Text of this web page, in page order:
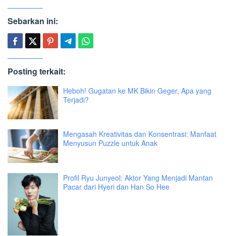
Sebarkan ini:
Posting terkait:
Heboh! Gugatan ke MK Bikin Geger, Apa yang
Terjadi?
Mengasah Kreativitas dan Konsentrasi: Manfaat
Menyusun Puzzle untuk Anak
Profil Ryu Junyeol: Aktor Yang Menjadi Mantan
Pacar dari Hyeri dan Han So Hee